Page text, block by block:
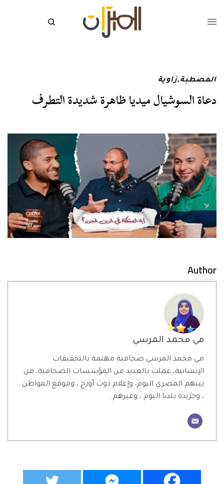
المصطبة,زاوية
دعاة السوشيال ميديا ظاهرة شديدة التطرف
Author
مي محمد المرسي
مي محمد المرسي صحافية مهتمة بالتحقيقات
الإنسانية، عملت بالعديد من المؤسسات الصحافية، من
بينهم المصري اليوم، وإعلام دوت أورج ، وموقع المواطن
، وجريدة بلدنا اليوم ، وغيرهم .